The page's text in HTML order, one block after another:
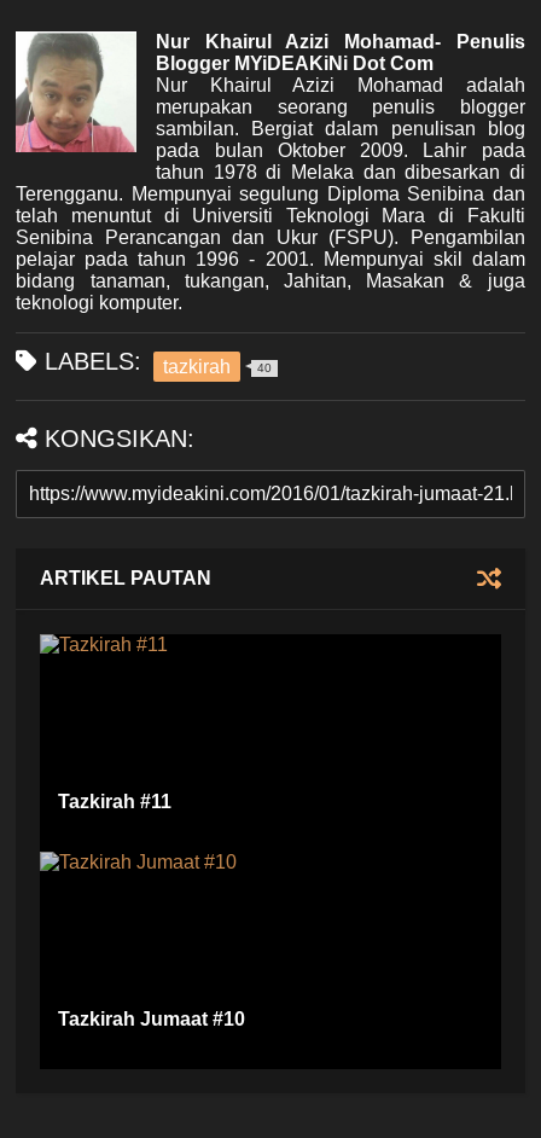
Nur Khairul Azizi Mohamad- Penulis
Blogger MYiDEAKiNi Dot Com
Nur Khairul Azizi Mohamad adalah
merupakan seorang penulis blogger
sambilan. Bergiat dalam penulisan blog
pada bulan Oktober 2009. Lahir pada
tahun 1978 di Melaka dan dibesarkan di
Terengganu. Mempunyai segulung Diploma Senibina dan
telah menuntut di Universiti Teknologi Mara di Fakulti
Senibina Perancangan dan Ukur (FSPU). Pengambilan
pelajar pada tahun 1996 - 2001. Mempunyai skil dalam
bidang tanaman, tukangan, Jahitan, Masakan & juga
teknologi komputer.
LABELS: tazkirah 40
KONGSIKAN:
ARTIKEL PAUTAN
Tazkirah #11
Tazkirah Jumaat #10